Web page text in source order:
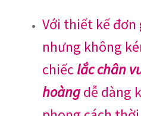
Với thiết kế
nhưng không
chiếc lắc chân
hoàngdễ dàng